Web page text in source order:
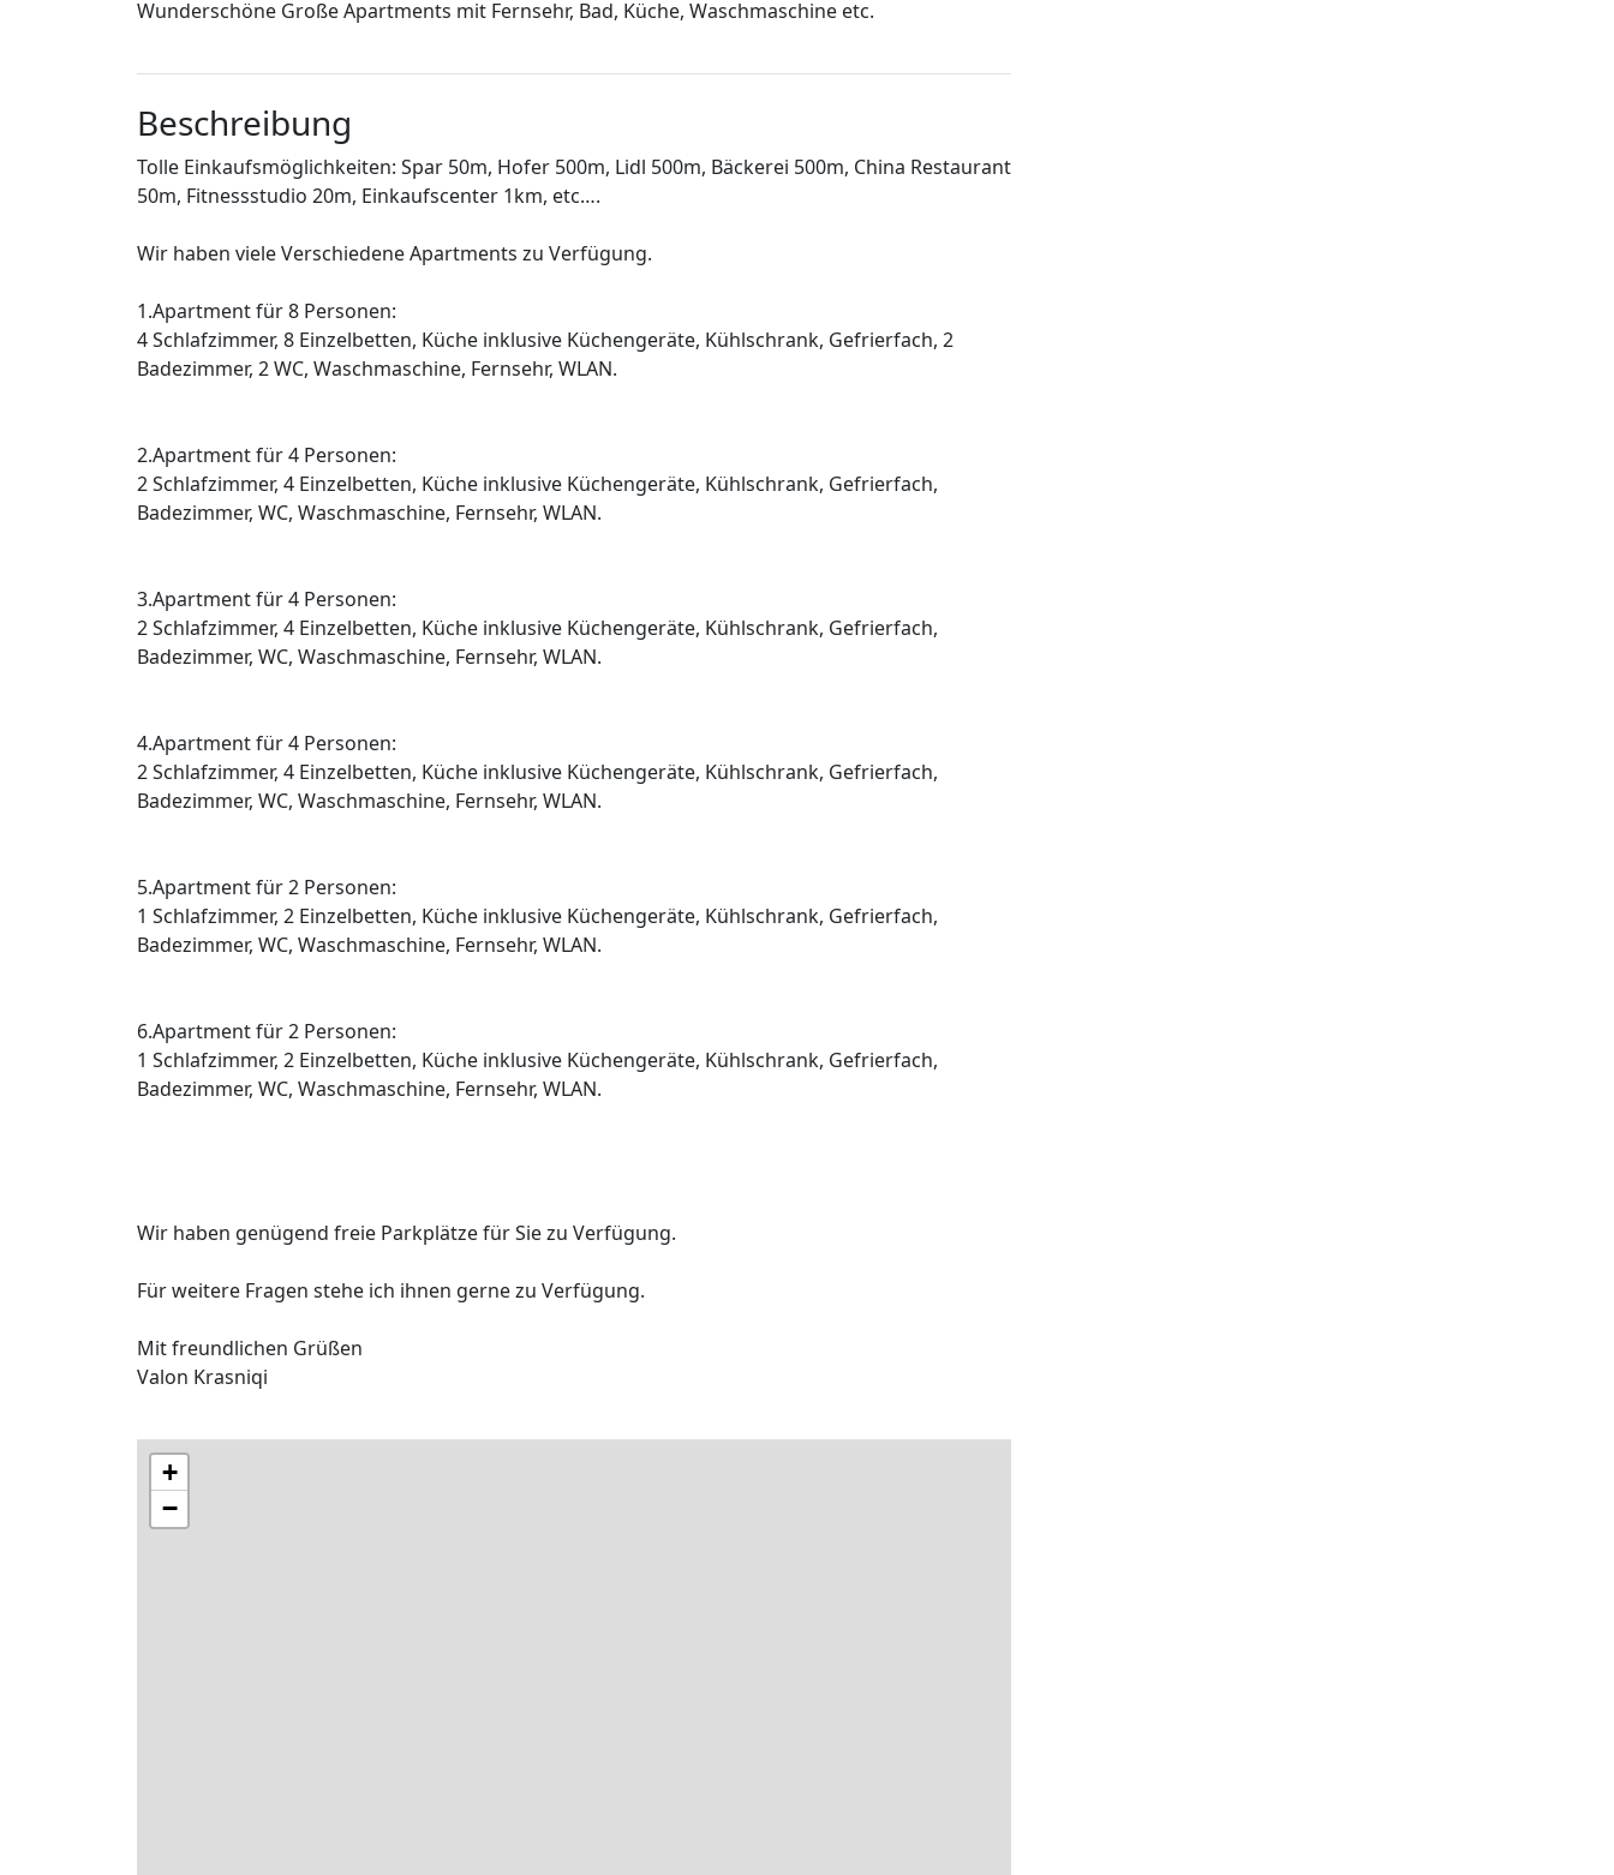
Wunderschöne Große Apartments mit Fernsehr, Bad, Küche, Waschmaschine etc.
Beschreibung
Tolle Einkaufsmöglichkeiten: Spar 50m, Hofer 500m, Lidl 500m, Bäckerei 500m, China Restaurant
50m, Fitnessstudio 20m, Einkaufscenter 1km, etc….
Wir haben viele Verschiedene Apartments zu Verfügung.
1.Apartment für 8 Personen:
4 Schlafzimmer, 8 Einzelbetten, Küche inklusive Küchengeräte, Kühlschrank, Gefrierfach, 2
Badezimmer, 2 WC, Waschmaschine, Fernsehr, WLAN.
2.Apartment für 4 Personen:
2 Schlafzimmer, 4 Einzelbetten, Küche inklusive Küchengeräte, Kühlschrank, Gefrierfach,
Badezimmer, WC, Waschmaschine, Fernsehr, WLAN.
3.Apartment für 4 Personen:
2 Schlafzimmer, 4 Einzelbetten, Küche inklusive Küchengeräte, Kühlschrank, Gefrierfach,
Badezimmer, WC, Waschmaschine, Fernsehr, WLAN.
4.Apartment für 4 Personen:
2 Schlafzimmer, 4 Einzelbetten, Küche inklusive Küchengeräte, Kühlschrank, Gefrierfach,
Badezimmer, WC, Waschmaschine, Fernsehr, WLAN.
5.Apartment für 2 Personen:
1 Schlafzimmer, 2 Einzelbetten, Küche inklusive Küchengeräte, Kühlschrank, Gefrierfach,
Badezimmer, WC, Waschmaschine, Fernsehr, WLAN.
6.Apartment für 2 Personen:
1 Schlafzimmer, 2 Einzelbetten, Küche inklusive Küchengeräte, Kühlschrank, Gefrierfach,
Badezimmer, WC, Waschmaschine, Fernsehr, WLAN.
Wir haben genügend freie Parkplätze für Sie zu Verfügung.
Für weitere Fragen stehe ich ihnen gerne zu Verfügung.
Mit freundlichen Grüßen
Valon Krasniqi
+
−